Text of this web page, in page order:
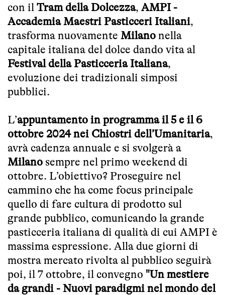
con il Tram della Dolcezza, AMPI -
Accademia Maestri Pasticceri Italiani,
trasforma nuovamente Milano nella
capitale italiana del dolce dando vita al
Festival della Pasticceria Italiana,
evoluzione dei tradizionali simposi
pubblici.
L’appuntamento in programma il 5 e il 6
ottobre 2024 nei Chiostri dell’Umanitaria,
avrà cadenza annuale e si svolgerà a
Milano sempre nel primo weekend di
ottobre. L’obiettivo? Proseguire nel
cammino che ha come focus principale
quello di fare cultura di prodotto sul
grande pubblico, comunicando la grande
pasticceria italiana di qualità di cui AMPI è
massima espressione. Alla due giorni di
mostra mercato rivolta al pubblico seguirà
poi, il 7 ottobre, il convegno "Un mestiere
da grandi - Nuovi paradigmi nel mondo del